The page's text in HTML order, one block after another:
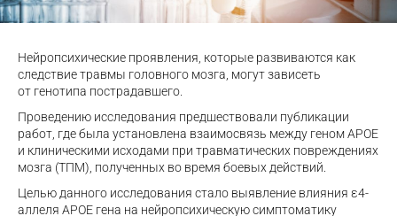
Нейропсихические проявления, которые развиваются как
следствие травмы головного мозга, могут зависеть
от генотипа пострадавшего.
Проведению исследования предшествовали публикации
работ, где была установлена взаимосвязь между геном APOE
и клиническими исходами при травматических повреждениях
мозга (ТПМ), полученных во время боевых действий.
Целью данного исследования стало выявление влияния ε4-
аллеля APOE гена на нейропсихическую симптоматику